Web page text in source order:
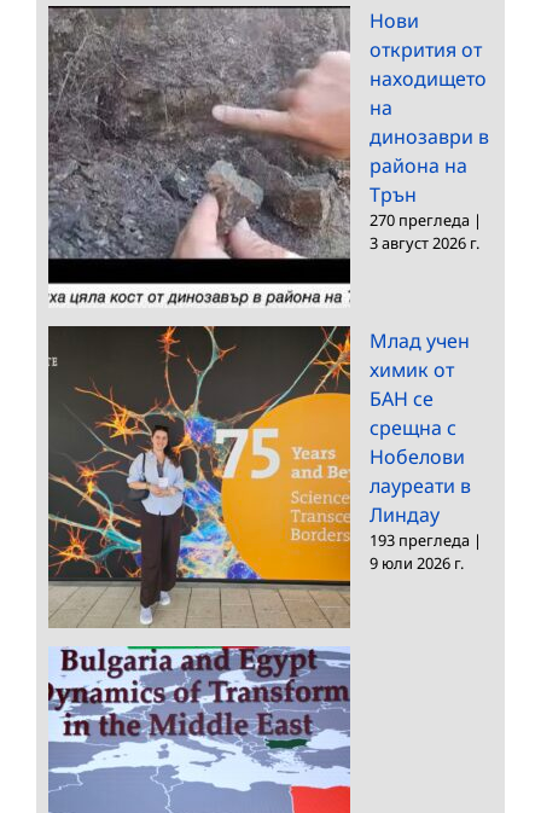
Нови
открития от
находището
на
динозаври в
района на
Трън
270 прегледа |
3 август 2026 г.
Млад учен
химик от
БАН се
срещна с
Нобелови
лауреати в
Линдау
193 прегледа |
9 юли 2026 г.